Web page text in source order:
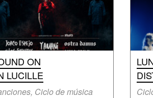
ON
LUCILLE
Ciclo de música